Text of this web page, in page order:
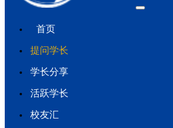
首页
提问学长
学长分享
活跃学长
校友汇